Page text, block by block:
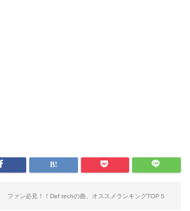
ファン必見！！Def techの曲、オススメランキングTOP５